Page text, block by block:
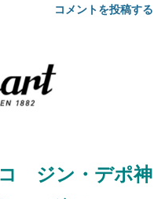
コメントを投稿する
ジン・デポ神